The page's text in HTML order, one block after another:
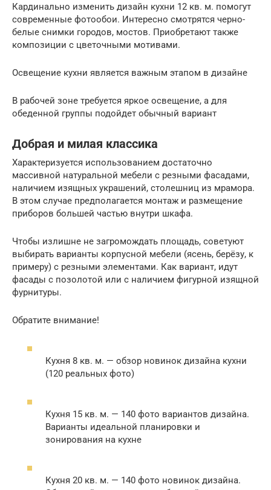
Кардинально изменить дизайн кухни 12 кв. м. помогут
современные фотообои. Интересно смотрятся черно-
белые снимки городов, мостов. Приобретают также
композиции с цветочными мотивами.
Освещение кухни является важным этапом в дизайне
В рабочей зоне требуется яркое освещение, а для
обеденной группы подойдет обычный вариант
Добрая и милая классика
Характеризуется использованием достаточно
массивной натуральной мебели с резными фасадами,
наличием изящных украшений, столешниц из мрамора.
В этом случае предполагается монтаж и размещение
приборов большей частью внутри шкафа.
Чтобы излишне не загромождать площадь, советуют
выбирать варианты корпусной мебели (ясень, берёзу, к
примеру) с резными элементами. Как вариант, идут
фасады с позолотой или с наличием фигурной изящной
фурнитуры.
Обратите внимание!
Кухня 8 кв. м. — обзор новинок дизайна кухни
(120 реальных фото)
Кухня 15 кв. м. — 140 фото вариантов дизайна.
Варианты идеальной планировки и
зонирования на кухне
Кухня 20 кв. м. — 140 фото новинок дизайна.